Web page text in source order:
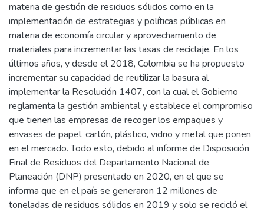
materia de gestión de residuos sólidos como en la
implementación de estrategias y políticas públicas en
materia de economía circular y aprovechamiento de
materiales para incrementar las tasas de reciclaje. En los
últimos años, y desde el 2018, Colombia se ha propuesto
incrementar su capacidad de reutilizar la basura al
implementar la Resolución 1407, con la cual el Gobierno
reglamenta la gestión ambiental y establece el compromiso
que tienen las empresas de recoger los empaques y
envases de papel, cartón, plástico, vidrio y metal que ponen
en el mercado. Todo esto, debido al informe de Disposición
Final de Residuos del Departamento Nacional de
Planeación (DNP) presentado en 2020, en el que se
informa que en el país se generaron 12 millones de
toneladas de residuos sólidos en 2019 y solo se recicló el